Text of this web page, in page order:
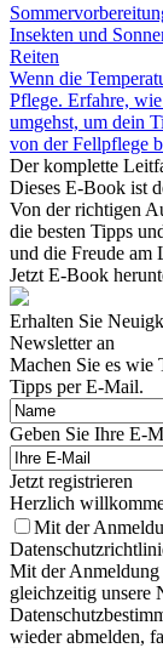
Insekten und
Reiten
Wenn die
Pflege. Erfahre,
umgehst, um dein
von der Fellpflege
Der komplette
Dieses E-Book ist
Von der richtigen
die besten Tipps
und die Freude am
Jetzt E-Book
Erhalten Sie
Newsletter an
Machen Sie es wie
Tipps per E-Mail.
Geben Sie Ihre E-
Jetzt registrieren
Herzlich
Mit der
Mit der Anmeldung
gleichzeitig unsere
wieder abmelden,